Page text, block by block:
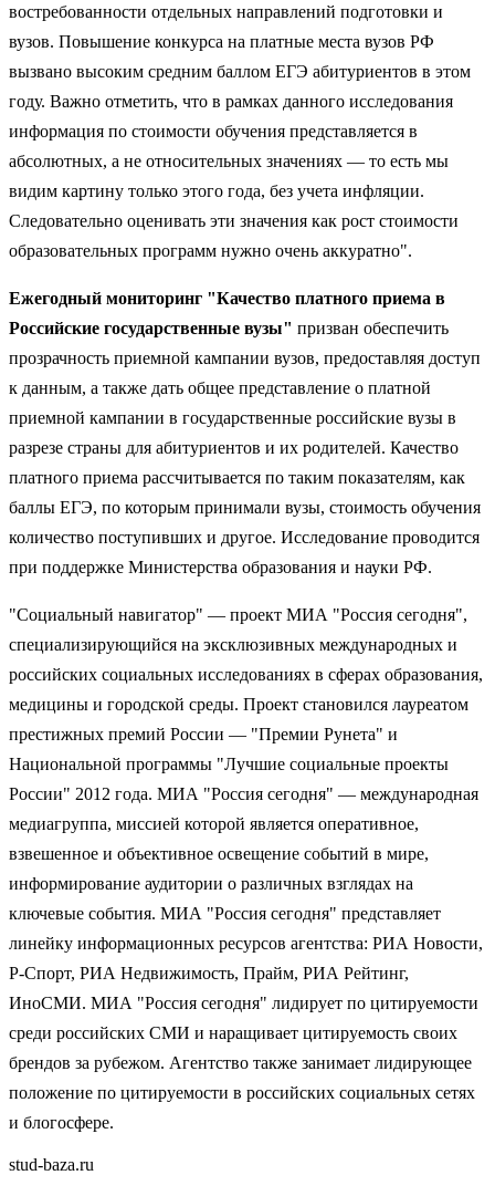
востребованности отдельных направлений подготовки и
вузов. Повышение конкурса на платные места вузов РФ
вызвано высоким средним баллом ЕГЭ абитуриентов в этом
году. Важно отметить, что в рамках данного исследования
информация по стоимости обучения представляется в
абсолютных, а не относительных значениях — то есть мы
видим картину только этого года, без учета инфляции.
Следовательно оценивать эти значения как рост стоимости
образовательных программ нужно очень аккуратно".
Ежегодный мониторинг "Качество платного приема в
Российские государственные вузы" призван обеспечить
прозрачность приемной кампании вузов, предоставляя доступ
к данным, а также дать общее представление о платной
приемной кампании в государственные российские вузы в
разрезе страны для абитуриентов и их родителей. Качество
платного приема рассчитывается по таким показателям, как
баллы ЕГЭ, по которым принимали вузы, стоимость обучения
количество поступивших и другое. Исследование проводится
при поддержке Министерства образования и науки РФ.
"Социальный навигатор" — проект МИА "Россия сегодня",
специализирующийся на эксклюзивных международных и
российских социальных исследованиях в сферах образования,
медицины и городской среды. Проект становился лауреатом
престижных премий России — "Премии Рунета" и
Национальной программы "Лучшие социальные проекты
России" 2012 года. МИА "Россия сегодня" — международная
медиагруппа, миссией которой является оперативное,
взвешенное и объективное освещение событий в мире,
информирование аудитории о различных взглядах на
ключевые события. МИА "Россия сегодня" представляет
линейку информационных ресурсов агентства: РИА Новости,
Р-Спорт, РИА Недвижимость, Прайм, РИА Рейтинг,
ИноСМИ. МИА "Россия сегодня" лидирует по цитируемости
среди российских СМИ и наращивает цитируемость своих
брендов за рубежом. Агентство также занимает лидирующее
положение по цитируемости в российских социальных сетях
и блогосфере.
stud-baza.ru